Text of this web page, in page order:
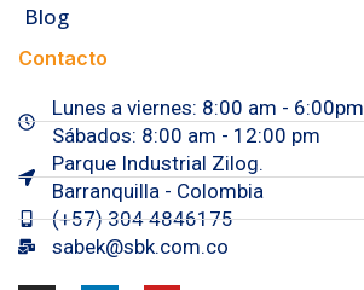
Blog
Contacto
Lunes a viernes: 8:00 am - 6:00pm
Sábados: 8:00 am - 12:00 pm
Parque Industrial Zilog.
Barranquilla - Colombia
(+57) 304 4846175
sabek@sbk.com.co